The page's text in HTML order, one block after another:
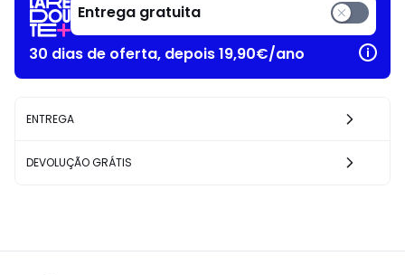
Entrega gratuita
30 dias de oferta, depois 19,90€/ano
ENTREGA
DEVOLUÇÃO GRÁTIS